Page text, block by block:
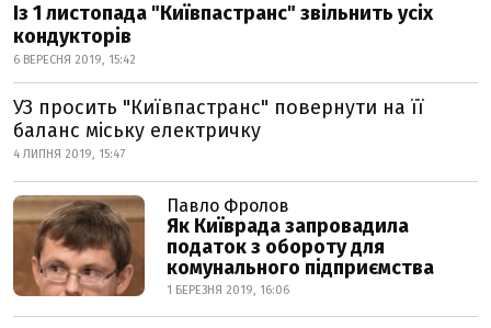
Із 1 листопада "Київпастранс" звільнить усіх
кондукторів
6 ВЕРЕСНЯ 2019, 15:42
УЗ просить "Київпастранс" повернути на її
баланс міську електричку
4 ЛИПНЯ 2019, 15:47
Павло Фролов
Як Київрада запровадила
податок з обороту для
комунального підприємства
1 БЕРЕЗНЯ 2019, 16:06